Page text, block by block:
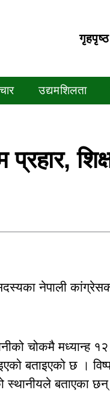
गृहपृष्‍ठ
उद्यमशिलता
नेपाली
चोकमै मध्यान्ह
बताइएको छ ।
स्थानीयले बताएका